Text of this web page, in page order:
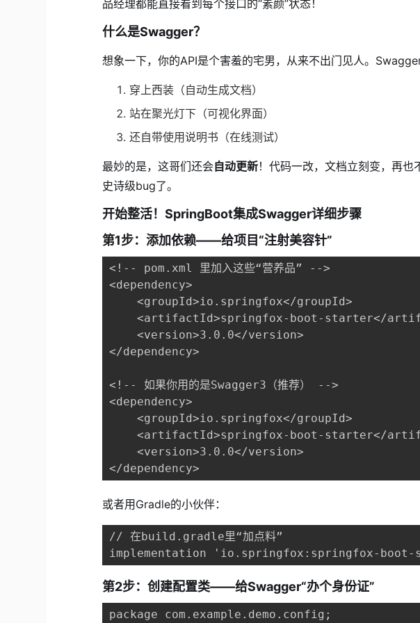
品经理都能直接看到每个接口的“素颜”状态！
什么是Swagger？
想象一下，你的API是个害羞的宅男，从来不出门见人。
穿上西装（自动生成文档）
站在聚光灯下（可视化界面）
还自带使用说明书（在线测试）
最妙的是，这哥们还会自动更新！代码一改，文档立刻变，再也
史诗级bug了。
开始整活！SpringBoot集成Swagger详细步骤
第1步：添加依赖——给项目“注射美容针”
<!-- pom.xml 里加入这些“营养品” -->
<dependency>
    <groupId>io.springfox</groupId>
<artifactId>springfox-boot-starter</
    <version>3.0.0</version>
</dependency>
<!-- 如果你用的是Swagger3（推荐） -->
<dependency>
    <groupId>io.springfox</groupId>
<artifactId>springfox-boot-starter</
    <version>3.0.0</version>
</dependency>
或者用Gradle的小伙伴：
// 在build.gradle里“加点料”
implementation 'io.springfox:springfox-
第2步：创建配置类——给Swagger“办个身份证”
package com.example.demo.config;